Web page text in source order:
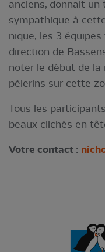
anciens, donnait un
sympathique à
nique, les 3
direction de
noter le début de
pèlerins sur cette
Tous les
beaux clichés en
Votre contact :